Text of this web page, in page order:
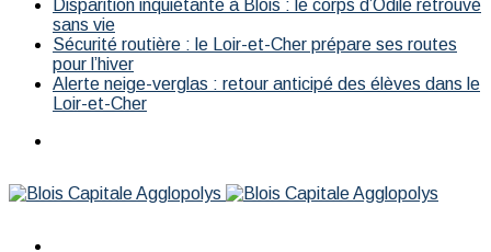
Disparition inquiétante à Blois : le corps d’Odile retrouvé
sans vie
Sécurité routière : le Loir-et-Cher prépare ses routes
pour l’hiver
Alerte neige-verglas : retour anticipé des élèves dans le
Loir-et-Cher